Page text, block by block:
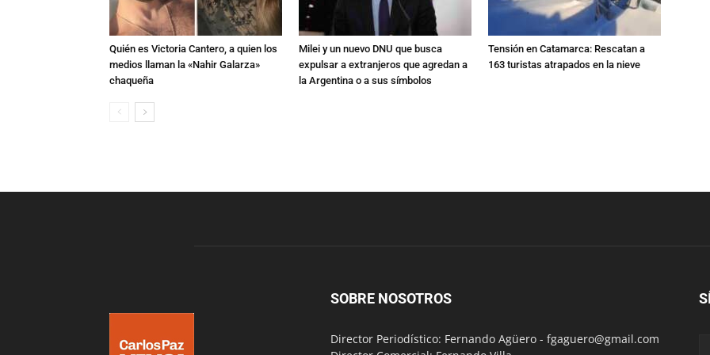
Quién es Victoria Cantero, a quien los
medios llaman la «Nahir Galarza»
chaqueña
Milei y un nuevo DNU que busca
expulsar a extranjeros que agredan a
la Argentina o a sus símbolos
Tensión en Catamarca: Rescatan a
163 turistas atrapados en la nieve
SOBRE NOSOTROS
Director Periodístico: Fernando Agüero - fgaguero@gmail.com